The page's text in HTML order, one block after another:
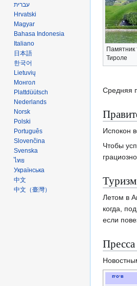
Памятник
Тироле
Средняя
Испокон
Чтобы
Туризм
Летом в
когда,
если
Пресса
п·о·в
עברית
Hrvatski
Magyar
Bahasa Indonesia
Italiano
日本語
한국어
Lietuvių
Монгол
Plattdüütsch
Nederlands
Norsk
Polski
Português
Slovenčina
Svenska
ไทย
Українська
中文
中文（臺灣）